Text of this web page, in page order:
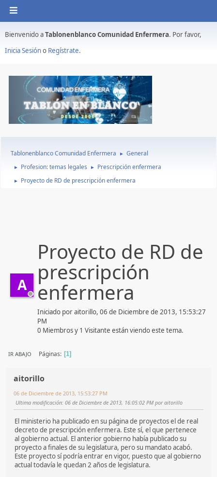
Bienvenido aTablonenblanco Comunidad Enfermera. Por favor,
Inicia Sesióno Regístrate.
Tablonenblanco Comunidad Enfermera ► General
► Profesion: temas legales ► Prescripción enfermera
► Proyecto de RD de prescripción enfermera
A
Proyecto de RD de
prescripción
enfermera
Iniciado por aitorillo, 06 de Diciembre de 2013, 15:53:27
PM
0 Miembros y 1 Visitante están viendo este tema.
IR ABAJO Páginas 1
aitorillo
06 de Diciembre de 2013, 15:53:27 PM
Ultima modificación: 06 de Diciembre de 2013, 16:05:02 PM por aitorillo
El ministerio ha publicado en su página de proyectos el de real
decreto de prescripción enfermera. Este sí, el que pertenece
al gobierno actual. El anterior gobierno había publicado su
proyecto a finales de su legislatura, pero su mandato acabó.
Este proyecto sí podría entrar en vigor, puesto que al gobierno
actual todavía le quedan 2 años de legislatura.